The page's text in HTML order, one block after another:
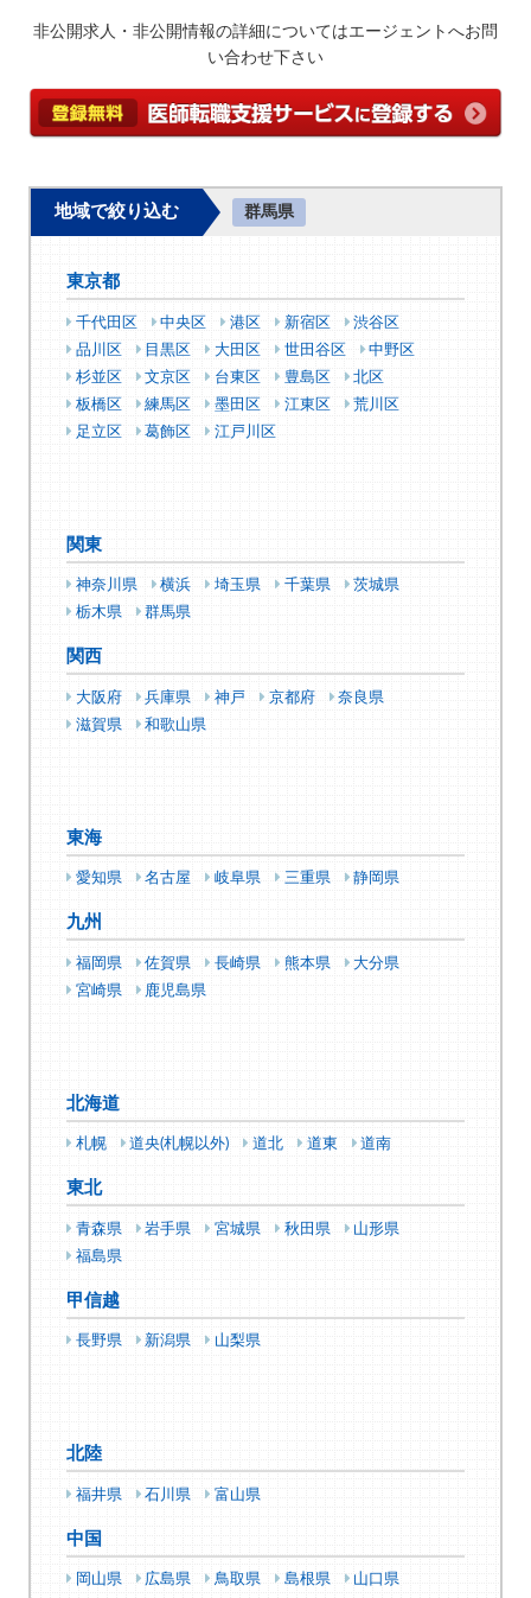
非公開求人・非公開情報の詳細についてはエージェントへお問
い合わせ下さい
地域で絞り込む 群馬県
東京都
千代田区 中央区 港区 新宿区
渋谷区
品川区
目黒区 大田区 世田谷区
中野区
杉並区
文京区 台東区 豊島区
北区
板橋区
練馬区 墨田区 江東区
荒川区
足立区
葛飾区 江戸川区
関東
神奈川県 横浜 埼玉県 千葉県
茨城県
栃木県
群馬県
関西
大阪府 兵庫県 神戸 京都府
奈良県
滋賀県
和歌山県
東海
愛知県 名古屋 岐阜県 三重県 静岡県
九州
福岡県 佐賀県 長崎県 熊本県
大分県
宮崎県
鹿児島県
北海道
札幌 道央(札幌以外) 道北 道東 道南
東北
青森県 岩手県 宮城県 秋田県
山形県
福島県
甲信越
長野県 新潟県 山梨県
北陸
福井県 石川県 富山県
中国
岡山県 広島県 鳥取県 島根県 山口県